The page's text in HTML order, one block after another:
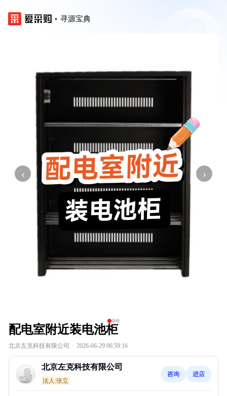
寻源宝典
‹ ›
配电室附近装电池柜
北京左克科技有限公司 · 2026-06-29 06:59:16
北京左克科技有限公司
法人:张立
咨询 进店